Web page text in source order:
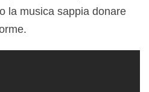
la musica sappia donare